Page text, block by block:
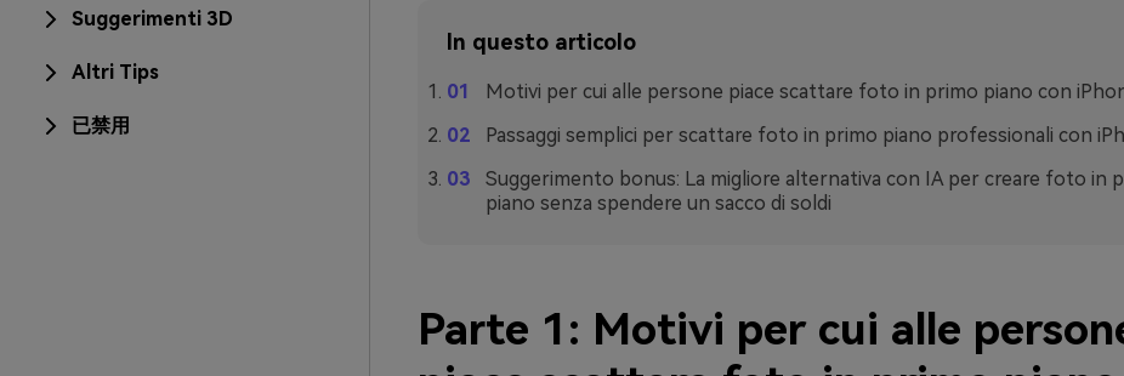
Suggerimenti 3D
Altri Tips
已禁用
In questo articolo
Motivi per cui alle persone piace scattare foto in primo piano con
Passaggi semplici per scattare foto in primo piano professionali con
Suggerimento bonus: La migliore alternativa con IA per creare foto in
piano senza spendere un sacco di soldi
Parte 1: Motivi per cui alle